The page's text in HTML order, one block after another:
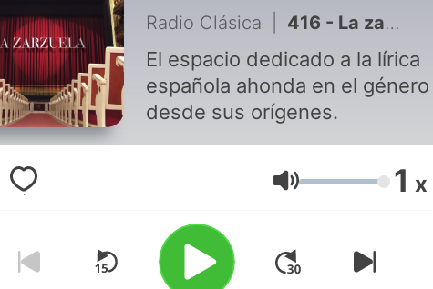
Radio Clásica 416 - La zarzuela - La magia de la zarzuela, en el Teatro Albéniz de Madrid - 18/06/26
El espacio dedicado a la lírica
española ahonda en el género
desde sus orígenes.
Volume 1 x